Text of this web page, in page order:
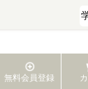
無料会員登録